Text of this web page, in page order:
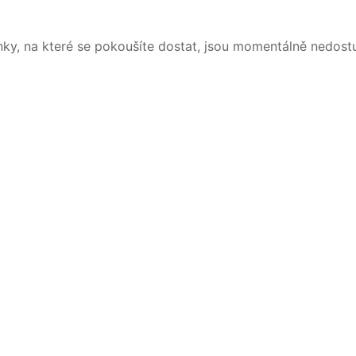
na které se pokoušíte dostat, jsou momentálně